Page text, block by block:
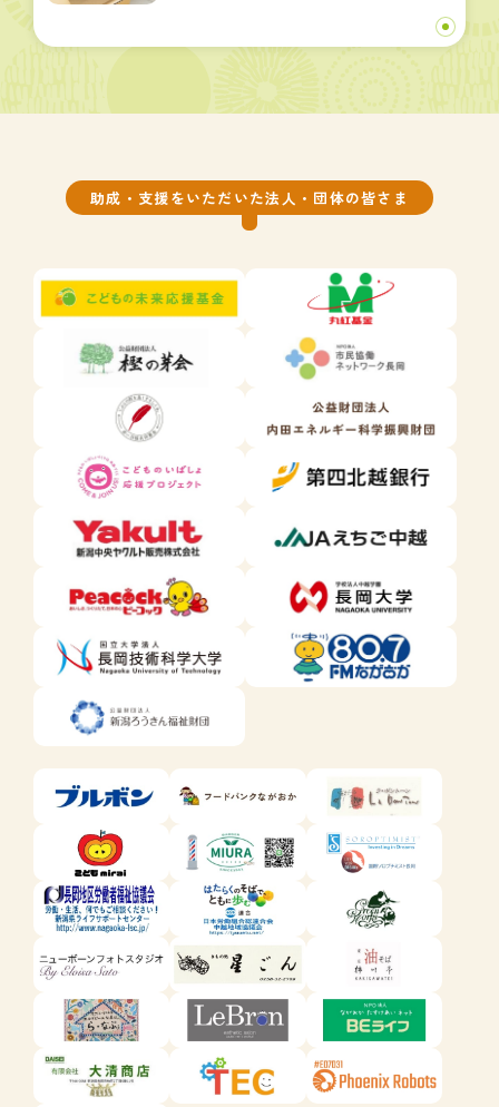
助成・支援をいただいた法人・団体の皆さま